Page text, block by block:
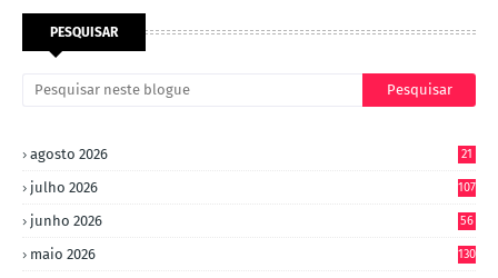
PESQUISAR
agosto 2026 21
julho 2026 107
junho 2026 56
maio 2026 130